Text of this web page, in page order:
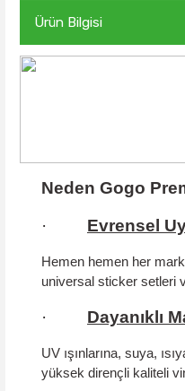
Ürün Bilgisi
Neden Gogo
·
Evrensel
Hemen hemen her
universal sticker setleri
· Dayanıklı
UV ışınlarına, suya,
yüksek dirençli kaliteli